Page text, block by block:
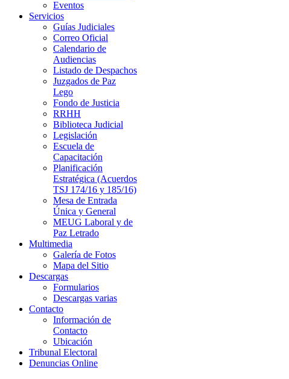
Eventos
Servicios
Guías Judiciales
Correo Oficial
Calendario de
Audiencias
Listado de Despachos
Juzgados de Paz
Lego
Fondo de Justicia
RRHH
Biblioteca Judicial
Legislación
Escuela de
Capacitación
Planificación
Estratégica (Acuerdos
TSJ 174/16 y 185/16)
Mesa de Entrada
Única y General
MEUG Laboral y de
Paz Letrado
Multimedia
Galería de Fotos
Mapa del Sitio
Descargas
Formularios
Descargas varias
Contacto
Información de
Contacto
Ubicación
Tribunal Electoral
Denuncias Online